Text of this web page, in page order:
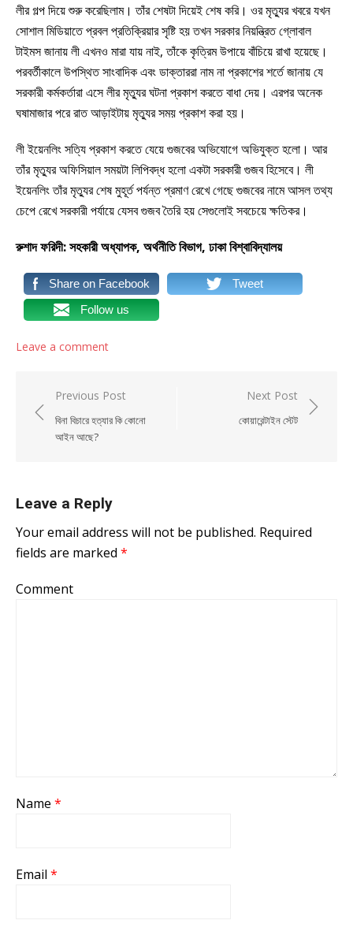
লীর গল্প দিয়ে শুরু করেছিলাম। তাঁর শেষটা দিয়েই শেষ করি। ওর মৃত্যুর খবরে যখন
সোশাল মিডিয়াতে প্রবল প্রতিক্রিয়ার সৃষ্টি হয় তখন সরকার নিয়ন্ত্রিত গ্লোবাল
টাইমস জানায় লী এখনও মারা যায় নাই, তাঁকে কৃত্রিম উপায়ে বাঁচিয়ে রাখা হয়েছে।
পরবর্তীকালে উপস্থিত সাংবাদিক এবং ডাক্তাররা নাম না প্রকাশের শর্তে জানায় যে
সরকারী কর্মকর্তারা এসে লীর মৃত্যুর ঘটনা প্রকাশ করতে বাধা দেয়। এরপর অনেক
ঘষামাজার পরে রাত আড়াইটায় মৃত্যুর সময় প্রকাশ করা হয়।
লী ইয়েনলিং সত্যি প্রকাশ করতে যেয়ে গুজবের অভিযোগে অভিযুক্ত হলো। আর
তাঁর মৃত্যুর অফিসিয়াল সময়টা লিপিবদ্ধ হলো একটা সরকারী গুজব হিসেবে। লী
ইয়েনলিং তাঁর মৃত্যুর শেষ মুহূর্ত পর্যন্ত প্রমাণ রেখে গেছে গুজবের নামে আসল তথ্য
চেপে রেখে সরকারী পর্যায়ে যেসব গুজব তৈরি হয় সেগুলোই সবচেয়ে ক্ষতিকর।
রুশাদ ফরিদী: সহকারী অধ্যাপক, অর্থনীতি বিভাগ, ঢাকা বিশ্বাবিদ্যালয়
Share on Facebook
Tweet
Follow us
Leave a comment
Post navigation
Previous Post
বিনা বিচারে হত্যার কি কোনো
আইন আছে?
Next Post
কোয়ারেন্টাইন স্টেট
Leave a Reply
Your email address will not be published. Required
fields are marked *
Comment
Name *
Email *